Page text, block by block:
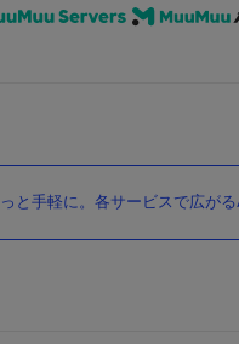
と手軽に。各サービスで広が